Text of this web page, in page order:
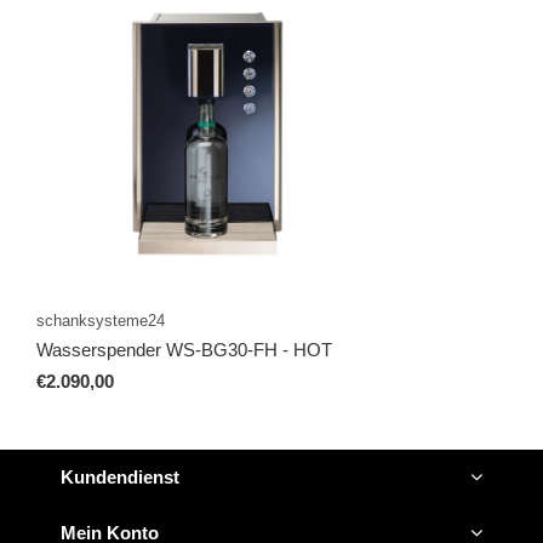
schanksysteme24
Wasserspender WS-BG30-FH - HOT
€2.090,00
Kundendienst
Mein Konto